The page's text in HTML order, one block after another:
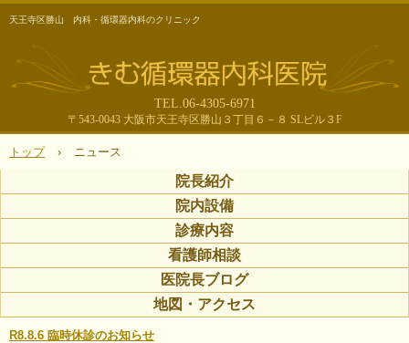
天王寺区勝山 内科・循環器内科のクリニック
TEL.06-4305-6971
〒543-0043 大阪市天王寺区勝山３丁目６－８ SLビル３F
トップ › ニュース
院長紹介
院内設備
診療内容
看護師相談
医院長ブログ
地図・アクセス
R8.8.6 臨時休診のお知らせ